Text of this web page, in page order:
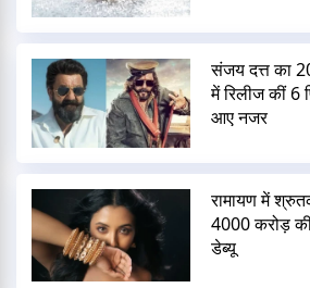
संजय दत्त का
में रिलीज कीं 6
आए नजर
रामायण में
4000 करोड़
डेब्यू